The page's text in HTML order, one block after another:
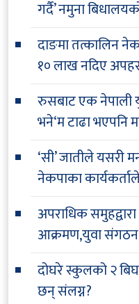
गर्दै’ नमुना
दाङमा तत्कालिन
१० लाख नदिए
रुसबाट एक नेपाली
भने‘म टाढा भएपनि
‘सी’ जातीले यसरी
नेकपाका
अपराधिक
आक्रमण,युवा संगठन
दोघरे स्कुलको २
छन् संलग्न?